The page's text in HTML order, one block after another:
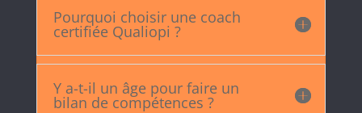
Pourquoi choisir une coach
certifiée Qualiopi ?
Y a-t-il un âge pour faire un
bilan de compétences ?